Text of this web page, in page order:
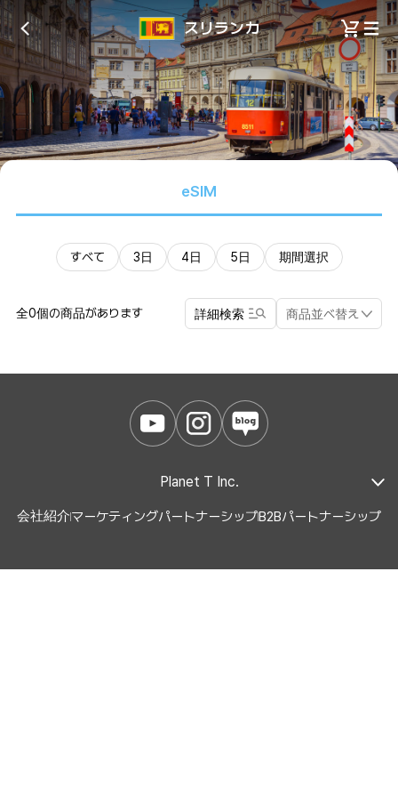
スリランカ
eSIM
すべて 3日 4日 5日 期間選択
全0個の商品があります 詳細検索
Planet T Inc.
会社紹介マーケティングパートナーシップB2Bパートナーシップ